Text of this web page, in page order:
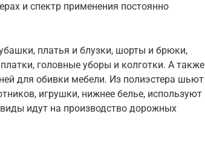
и спектр применения постоянно
платья и блузки, шорты и брюки,
головные уборы и колготки. А также
для обивки мебели. Из полиэстера шьют
игрушки, нижнее белье, используют
идут на производство дорожных